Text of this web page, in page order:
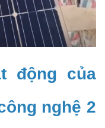
động của
nghệ 2